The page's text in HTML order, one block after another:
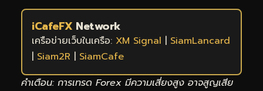
iCafeFX Network
เครือข่ายเว็บในเครือ: XM Signal | SiamLancard
| Siam2R | SiamCafe
คำเตือน: การเทรด Forex มีความเสี่ยงสูง อาจสูญเสีย